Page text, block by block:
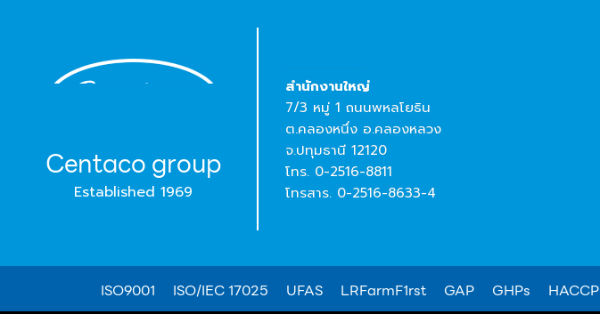
Centaco group
Established 1969
สํานักงานใหญ่
7/3 หมู่ 1 ถนนพหลโยธิน
ต.คลองหนึ่ง อ.คลองหลวง
จ.ปทุมธานี 12120
โทร. 0-2516-8811
โทรสาร. 0-2516-8633-4
ISO9001 ISO/IEC 17025 UFAS LRFarmF1rst GAP GHPs HACCP